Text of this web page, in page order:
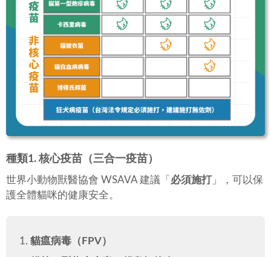
種類1. 核心疫苗（三合一疫苗）
世界小動物獸醫協會 WSAVA 建議「 必須施打」，可以保
護全體貓咪的健康安全。
貓瘟病毒（FPV）